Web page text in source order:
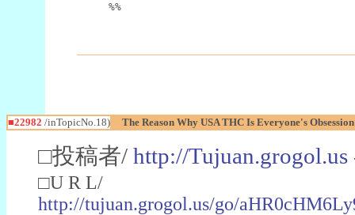
%%
■22982 /inTopicNo.18) The Reason Why USA THC Is Everyone's
□投稿者/ http://Tujuan.grogol.us
□U R L/
http://tujuan.grogol.us/go/